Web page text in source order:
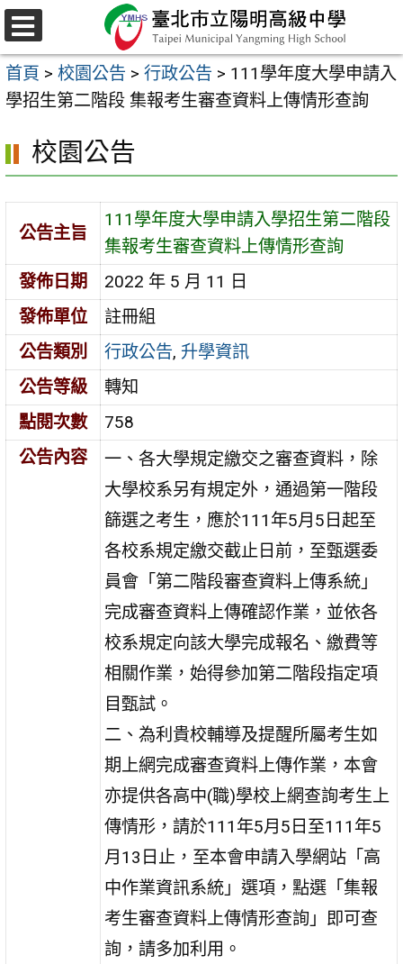
跳
至
主
要
容
區
選
單
首頁 > 校園公告 > 行政公告 > 111學年度大學申請入
學招生第二階段 集報考生審查資料上傳情形查詢
校園公告
公告主旨
111學年度大學申請入學招生第二階段
集報考生審查資料上傳情形查詢
發佈日期
2022 年 5 月 11 日
發佈單位
註冊組
公告類別
行政公告, 升學資訊
公告等級
轉知
點閱次數
758
公告內容
一、各大學規定繳交之審查資料，除
大學校系另有規定外，通過第一階段
篩選之考生，應於111年5月5日起至
各校系規定繳交截止日前，至甄選委
員會「第二階段審查資料上傳系統」
完成審查資料上傳確認作業，並依各
校系規定向該大學完成報名、繳費等
相關作業，始得參加第二階段指定項
目甄試。
二、為利貴校輔導及提醒所屬考生如
期上網完成審查資料上傳作業，本會
亦提供各高中(職)學校上網查詢考生上
傳情形，請於111年5月5日至111年5
月13日止，至本會申請入學網站「高
中作業資訊系統」選項，點選「集報
考生審查資料上傳情形查詢」即可查
詢，請多加利用。